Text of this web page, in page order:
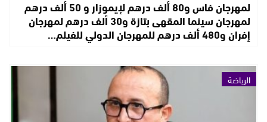
لمهرجان فاس و80 ألف درهم لإيموزار و 50 ألف درهم
لمهرجان سينما المقهى بتازة و30 ألف درهم لمهرجان
إفران و480 ألف درهم للمهرجان الدولي للفيلم…
الرياضة